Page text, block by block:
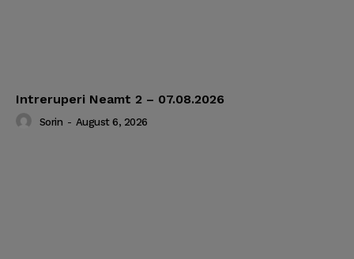
Intreruperi Neamt 2 – 07.08.2026
Sorin - August 6, 2026